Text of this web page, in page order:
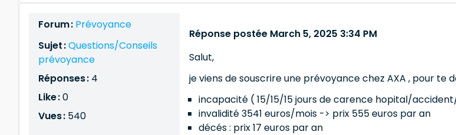
Forum : Prévoyance
Sujet :Questions/Conseils
prévoyance
Réponses : 4
Like :0
Vues : 540
Réponse postée March 5, 2025 3:34 PM
Salut,
je viens de souscrire une prévoyance chez AXA , pour te
incapacité ( 15/15/15 jours de carence hopital/
invalidité 3541 euros/mois -> prix 555 euros par an
décés : prix 17 euros par an